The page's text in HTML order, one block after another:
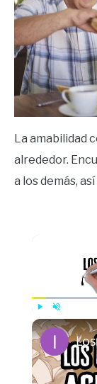
La amabilidad
alrededor.
a los demás,
Play Unmute